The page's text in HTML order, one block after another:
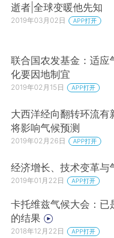
逝者|全球变暖他先知
2019年03月02日 APP打开
联合国农发基金：适应
化要因地制宜
2019年02月15日 APP打开
大西洋经向翻转环流有
将影响气候预测
2019年02月26日 APP打开
经济增长、技术变革与
2019年01月22日 APP打开
卡托维兹气候大会：已
的结果
2018年12月22日 APP打开